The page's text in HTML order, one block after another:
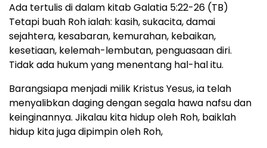
Ada tertulis di dalam kitab Galatia 5:22-26 (TB)
Tetapi buah Roh ialah: kasih, sukacita, damai
sejahtera, kesabaran, kemurahan, kebaikan,
kesetiaan, kelemah-lembutan, penguasaan diri.
Tidak ada hukum yang menentang hal-hal itu.
Barangsiapa menjadi milik Kristus Yesus, ia telah
menyalibkan daging dengan segala hawa nafsu dan
keinginannya. Jikalau kita hidup oleh Roh, baiklah
hidup kita juga dipimpin oleh Roh,